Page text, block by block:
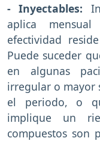
- Inyectables:
aplica
efectividad
Puede suceder
en algunas
irregular o mayor
el periodo, o
implique un
compuestos son